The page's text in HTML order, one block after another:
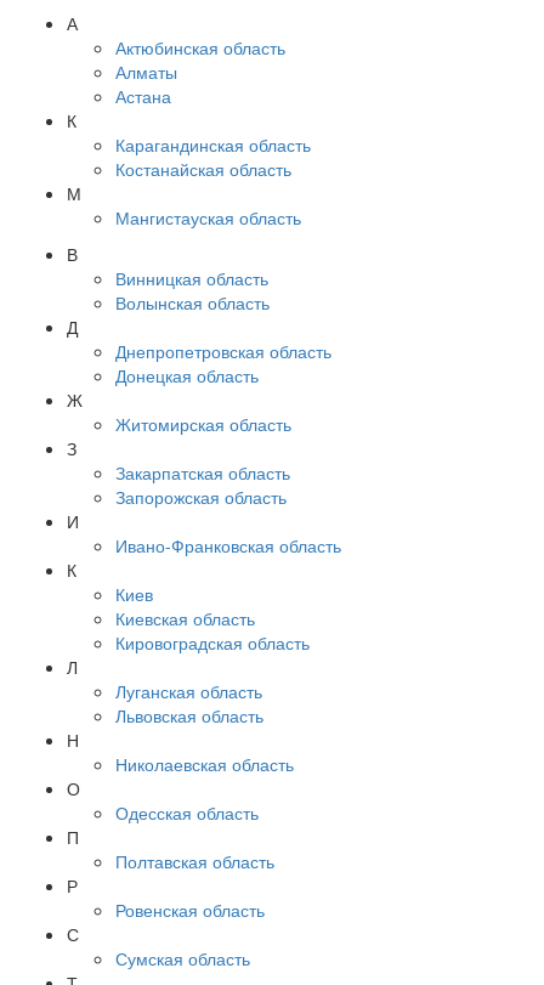
А
Актюбинская область
Алматы
Астана
К
Карагандинская область
Костанайская область
М
Мангистауская область
В
Винницкая область
Волынская область
Д
Днепропетровская область
Донецкая область
Ж
Житомирская область
З
Закарпатская область
Запорожская область
И
Ивано-Франковская область
К
Киев
Киевская область
Кировоградская область
Л
Луганская область
Львовская область
Н
Николаевская область
О
Одесская область
П
Полтавская область
Р
Ровенская область
С
Сумская область